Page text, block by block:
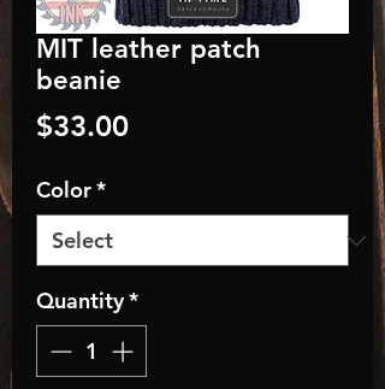
MIT leather patch
beanie
$33.00Price
Color*
Quantity*